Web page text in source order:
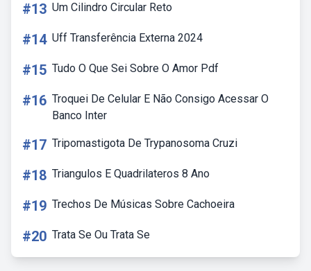
#13 Um Cilindro Circular Reto
#14 Uff Transferência Externa 2024
#15 Tudo O Que Sei Sobre O Amor Pdf
#16 Troquei De Celular E Não Consigo Acessar O
Banco Inter
#17 Tripomastigota De Trypanosoma Cruzi
#18 Triangulos E Quadrilateros 8 Ano
#19 Trechos De Músicas Sobre Cachoeira
#20 Trata Se Ou Trata Se